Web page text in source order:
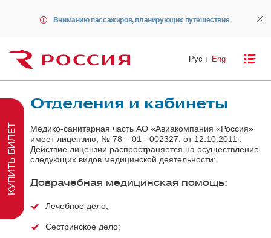
Вниманию пассажиров, планирующих путешествие
Рус Eng
Отделения и кабинеты
Медико-санитарная часть АО «Авиакомпания «Россия»
имеет лицензию, № 78 – 01 - 002327, от 12.10.2011г.
Действие лицензии распространяется на осуществление
следующих видов медицинской деятельности:
Доврачебная медицинская помощь:
Лечебное дело;
Сестринское дело;
КУПИТЬ БИЛЕТ